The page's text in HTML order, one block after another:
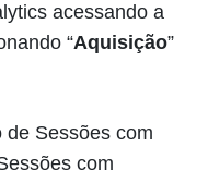
acessando a
“Aquisição”
de Sessões com
com